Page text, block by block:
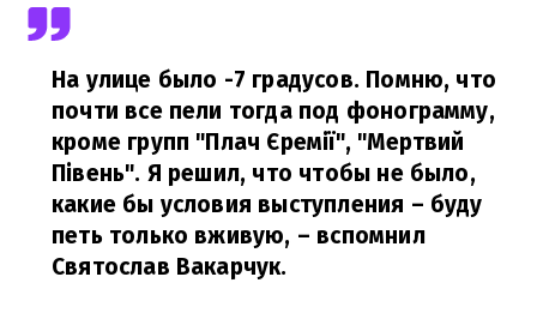
На улице было -7 градусов. Помню, что
почти все пели тогда под фонограмму,
кроме групп "Плач Єремії", "Мертвий
Півень". Я решил, что чтобы не было,
какие бы условия выступления – буду
петь только вживую, – вспомнил
Святослав Вакарчук.